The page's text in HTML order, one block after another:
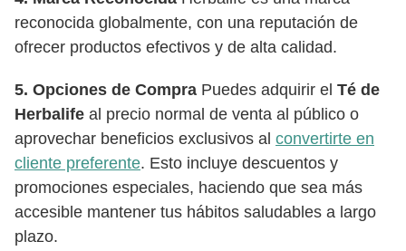
reconocida globalmente, con una reputación de
ofrecer productos efectivos y de alta calidad.
5. Opciones de Compra Puedes adquirir el Té de
Herbalife al precio normal de venta al público o
aprovechar beneficios exclusivos al convertirte en
cliente preferente. Esto incluye descuentos y
promociones especiales, haciendo que sea más
accesible mantener tus hábitos saludables a largo
plazo.